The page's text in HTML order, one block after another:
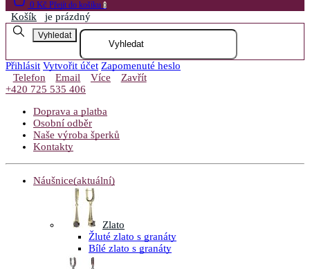
0 Kč Přejít do košíku 0
Košík je prázdný
Vyhledat
Přihlásit Vytvořit účet Zapomenuté heslo
Telefon
Email Více
Zavřít
+420 725 535 406
Doprava a platba
Osobní odběr
Naše výroba šperků
Kontakty
Náušnice(aktuální)
Zlato
Žluté zlato s granáty
Bílé zlato s granáty